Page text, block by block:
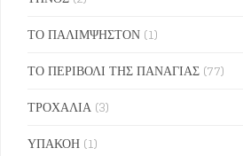
ΤΟ ΠΑΛΙΜΨΗΣΤΟΝ (1)
ΤΟ ΠΕΡΙΒΟΛΙ ΤΗΣ ΠΑΝΑΓΙΑΣ (77)
ΤΡΟΧΑΛΙΑ (3)
ΥΠΑΚΟΗ (1)